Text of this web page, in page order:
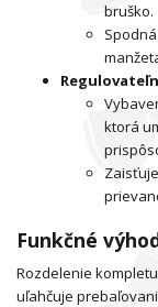
bruško.
ktorá
Funkčné
Rozdelenie
uľahčuje